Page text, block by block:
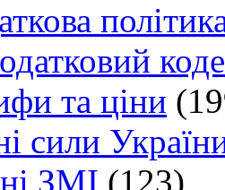
та ціни
сили
ЗМІ (123)